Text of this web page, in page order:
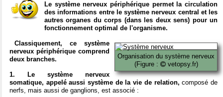
Le système nerveux périphérique permet la circulation
des informations entre le système nerveux central et les
autres organes du corps (dans les deux sens) pour un
fonctionnement optimal de l'organisme.
Organisation du système nerveux
(Figure :
vetopsy.fr)
Classiquement, ce système
nerveux périphérique comprend
deux branches.
1. Le système nerveux
somatique, appelé aussi système de la vie de relation, composé de
nerfs, mais aussi de ganglions, est associé :